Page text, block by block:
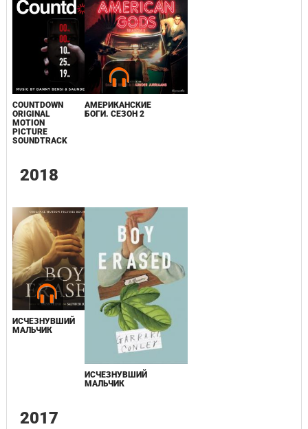
COUNTDOWN
ORIGINAL
MOTION
PICTURE
SOUNDTRACK
АМЕРИКАНСКИЕ
БОГИ. СЕЗОН 2
2018
ИСЧЕЗНУВШИЙ
МАЛЬЧИК
ИСЧЕЗНУВШИЙ
МАЛЬЧИК
2017